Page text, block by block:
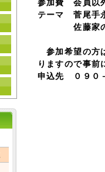
参加費 会員以
テーマ 菅尾手
佐藤家の古
参加希望の方
りますので事前
申込先 ０９０